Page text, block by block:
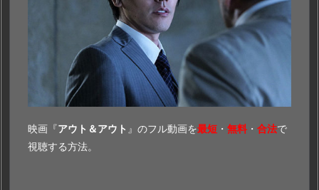
映画『アウト＆アウト 』のフル動画を最短 ・ 無料 ・ 合法で
視聴する方法。